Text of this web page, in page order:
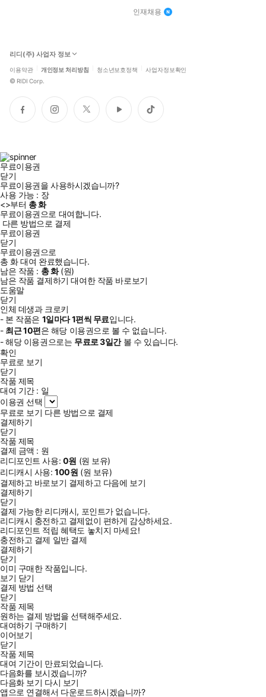
데생의 기본적인 그리는 방법부터 인물 크로키 방법, 작품화의 과
정으로 발전하기 위한 요령을 소개한다. 이 책은 내 눈 앞에 있는
아름다운 사람의 형태, 색, 존재감 등을 그림에 담을 수 있도록 데
생의 기본적인 그리는 방법부터 빠르게 인물의 모습을 포착하여
크로키하는 방법, 나아가 실력을 더욱 발전하기 위한 요령까지, 순
서대로 소개하고 있다.
인재채용
리디(주) 사업자 정보
이용약관 개인정보 처리방침 청소년보호정책 사업자정보확인
© RIDI Corp.
페
이
인
스
트
위
유
튜
틱
톡
무료이용권
닫기
무료이용권을 사용하시겠습니까?
사용 가능 : 장
<>부터 총화
무료이용권으로 대여합니다.
다른 방법으로 결제
무료이용권
닫기
무료이용권으로
총 화대여 완료했습니다.
남은 작품 : 총화(원)
남은 작품 결제하기 대여한 작품 바로보기
도움말
닫기
인체 데생과 크로키
- 본 작품은 1일마다1편씩 무료입니다.
- 최근10편은 해당 이용권으로 볼 수 없습니다.
- 해당 이용권으로는 무료로3일간볼 수 있습니다.
확인
무료로 보기
닫기
작품 제목
대여 기간 : 일
이용권 선택
무료로 보기 다른 방법으로 결제
결제하기
닫기
작품 제목
결제 금액 : 원
리디포인트 사용: 0원 (원 보유)
리디캐시 사용:100원 (원 보유)
결제하고 바로보기 결제하고 다음에 보기
결제하기
닫기
결제 가능한 리디캐시, 포인트가 없습니다.
리디캐시 충전하고 결제없이 편하게 감상하세요.
리디포인트 적립 혜택도 놓치지 마세요!
충전하고 결제 일반 결제
결제하기
닫기
이미 구매한 작품입니다.
보기 닫기
결제 방법 선택
닫기
작품 제목
원하는 결제 방법을 선택해주세요.
대여하기 구매하기
이어보기
닫기
작품 제목
대여 기간이 만료되었습니다.
다음화를 보시겠습니까?
다음화 보기 다시 보기
앱으로 연결해서 다운로드하시겠습니까?